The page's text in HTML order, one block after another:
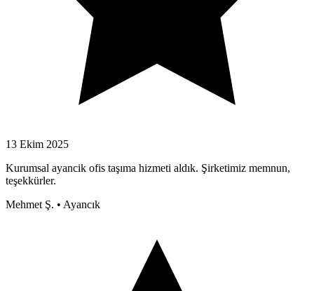
13 Ekim 2025
Kurumsal ayancik ofis taşıma hizmeti aldık. Şirketimiz memnun,
teşekkürler.
Mehmet Ş. • Ayancık